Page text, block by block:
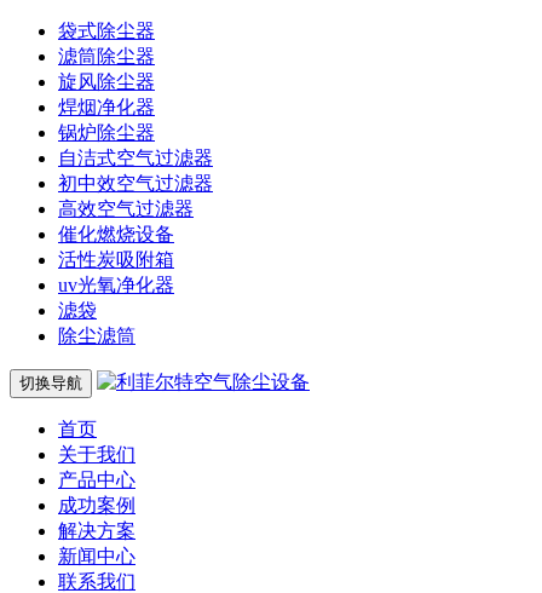
袋式除尘器
滤筒除尘器
旋风除尘器
焊烟净化器
锅炉除尘器
自洁式空气过滤器
初中效空气过滤器
高效空气过滤器
催化燃烧设备
活性炭吸附箱
uv光氧净化器
滤袋
除尘滤筒
切换导航
首页
关于我们
产品中心
成功案例
解决方案
新闻中心
联系我们